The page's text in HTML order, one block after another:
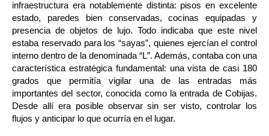
infraestructura era notablemente distinta: pisos en excelente
estado, paredes bien conservadas, cocinas equipadas y
presencia de objetos de lujo. Todo indicaba que este nivel
estaba reservado para los “sayas”, quienes ejercían el control
interno dentro de la denominada “L”. Además, contaba con una
característica estratégica fundamental: una vista de casi 180
grados que permitía vigilar una de las entradas más
importantes del sector, conocida como la entrada de Cobijas.
Desde allí era posible observar sin ser visto, controlar los
flujos y anticipar lo que ocurría en el lugar.